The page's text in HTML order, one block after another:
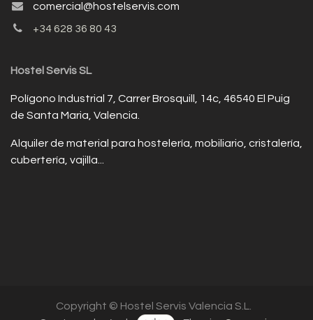
comercial@hostelservis.com
+34 628 36 80 43
Hostel Servis SL
Polígono Industrial 7, Carrer Brosquill, 14c, 46540 El Puig
de Santa Maria, Valencia.
Alquiler de material para hostelería, mobiliario, cristalería,
cubertería, vajilla...
Copyright © Hostel Servis Valencia S.L.